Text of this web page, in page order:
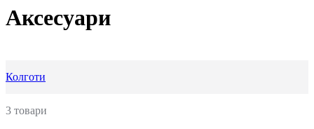
Аксесуари
Колготи
3 товари